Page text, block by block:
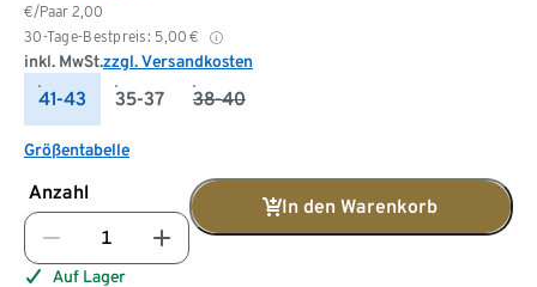
€/Paar 2,00
30-Tage-Bestpreis: 5,00 €
inkl. MwSt.zzgl. Versandkosten
41-43 35-37 38-40
Größentabelle
Anzahl
In den Warenkorb
Auf Lager